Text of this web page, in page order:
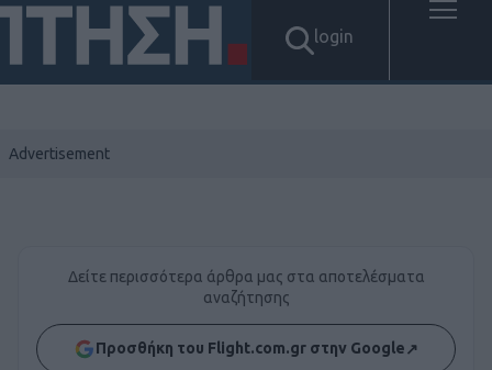
login
Δείτε περισσότερα άρθρα μας στα αποτελέσματα
αναζήτησης
Προσθήκη του Flight.com.gr στην Google↗